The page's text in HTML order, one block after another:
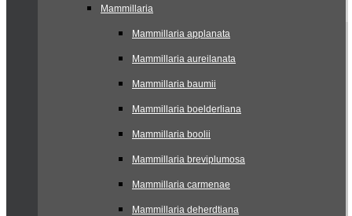
Mammillaria
Mammillaria applanata
Mammillaria aureilanata
Mammillaria baumii
Mammillaria boelderliana
Mammillaria boolii
Mammillaria breviplumosa
Mammillaria carmenae
Mammillaria deherdtiana